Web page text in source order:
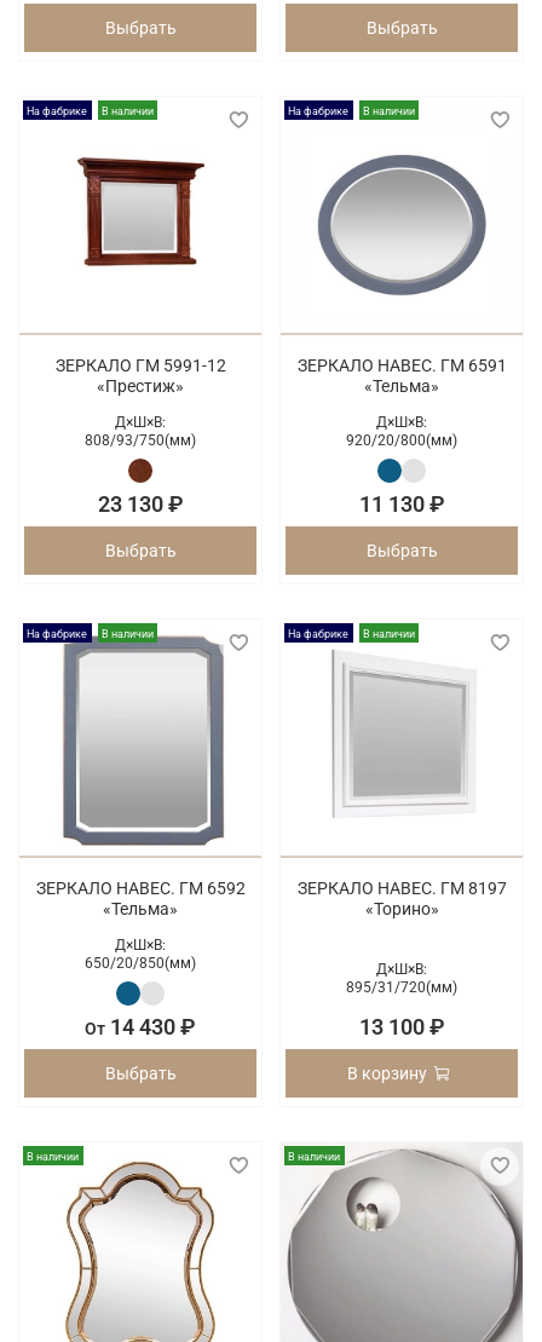
Выбрать Выбрать
На фабрике В наличии
ЗЕРКАЛО ГМ 5991-12
«Престиж»
Д×Ш×В:
808/93/750(мм)
23 130 ₽
Выбрать
На фабрике В наличии
ЗЕРКАЛО НАВЕС. ГМ 6591
«Тельма»
Д×Ш×В:
920/20/800(мм)
11 130 ₽
Выбрать
На фабрике В наличии
ЗЕРКАЛО НАВЕС. ГМ 6592
«Тельма»
Д×Ш×В:
650/20/850(мм)
От 14 430 ₽
Выбрать
На фабрике В наличии
ЗЕРКАЛО НАВЕС. ГМ 8197
«Торино»
Д×Ш×В:
895/31/720(мм)
13 100 ₽
В корзину
В наличии В наличии